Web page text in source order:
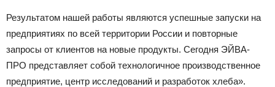
Результатом нашей работы являются успешные запуски на
предприятиях по всей территории России и повторные
запросы от клиентов на новые продукты. Сегодня ЭЙВА-
ПРО представляет собой технологичное производственное
предприятие, центр исследований и разработок хлеба».